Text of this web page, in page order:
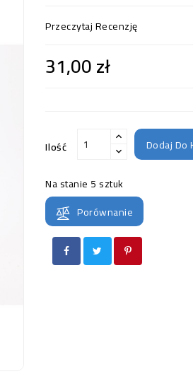
Przeczytaj Recenzję
31,00 zł
Ilość Dodaj Do
Na stanie 5 sztuk
Porównanie